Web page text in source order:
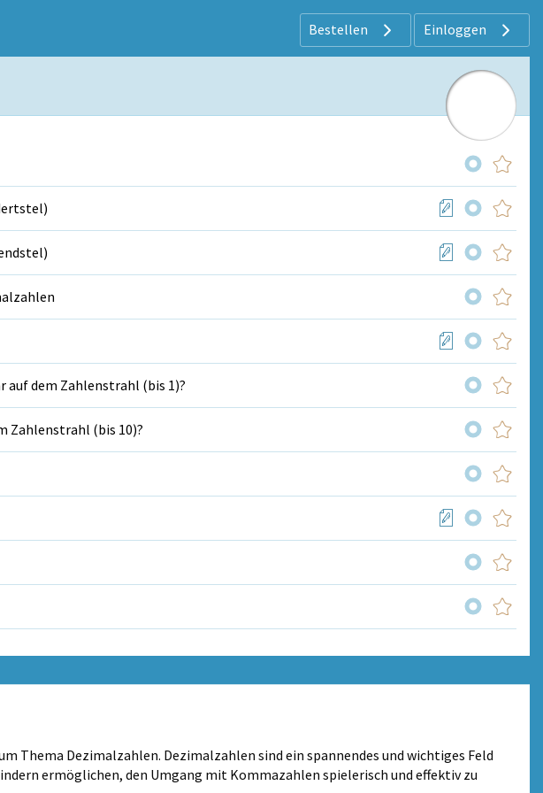
Bestellen Einloggen
auf dem Zahlenstrahl (bis 1)?
Zahlenstrahl (bis 10)?
Thema Dezimalzahlen. Dezimalzahlen sind ein spannendes und wichtiges Feld
ermöglichen, den Umgang mit Kommazahlen spielerisch und effektiv zu